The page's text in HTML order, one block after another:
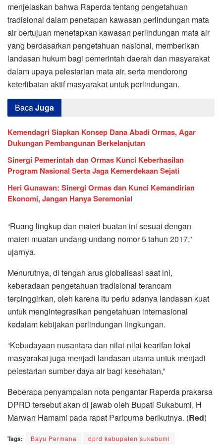
menjelaskan bahwa Raperda tentang pengetahuan
tradisional dalam penetapan kawasan perlindungan mata
air bertujuan menetapkan kawasan perlindungan mata air
yang berdasarkan pengetahuan nasional, memberikan
landasan hukum bagi pemerintah daerah dan masyarakat
dalam upaya pelestarian mata air, serta mendorong
keterlibatan aktif masyarakat untuk perlindungan.
BacaJuga
Kemendagri Siapkan Konsep Dana Abadi Ormas, Agar
Dukungan Pembangunan Berkelanjutan
Sinergi Pemerintah dan Ormas Kunci Keberhasilan
Program Nasional Serta Jaga Kemerdekaan Sejati
Heri Gunawan: Sinergi Ormas dan Kunci Kemandirian
Ekonomi, Jangan Hanya Seremonial
“Ruang lingkup dan materi buatan ini sesuai dengan
materi muatan undang-undang nomor 5 tahun 2017,”
ujarnya.
Menurutnya, di tengah arus globalisasi saat ini,
keberadaan pengetahuan tradisional terancam
terpinggirkan, oleh karena itu perlu adanya landasan kuat
untuk mengintegrasikan pengetahuan internasional
kedalam kebijakan perlindungan lingkungan.
“Kebudayaan nusantara dan nilai-nilai kearifan lokal
masyarakat juga menjadi landasan utama untuk menjadi
pelestarian sumber daya air bagi kesehatan,”
Beberapa penyampaian nota pengantar Raperda prakarsa
DPRD tersebut akan di jawab oleh Bupati Sukabumi, H
Marwan Hamami pada rapat Paripurna berikutnya. (Red)
Tags: Bayu Permana
dprd kabupaten sukabumi